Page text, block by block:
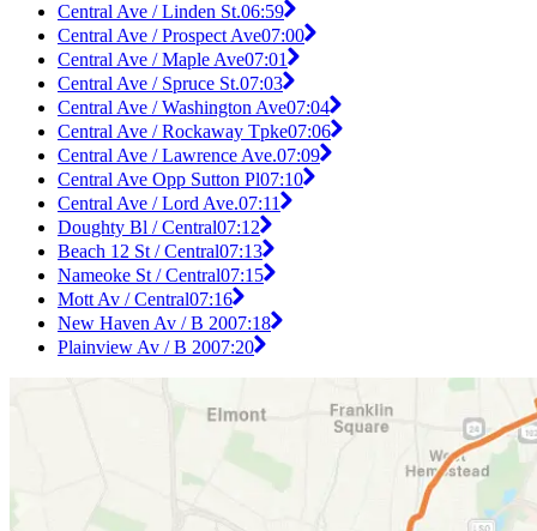
Central Ave / Linden St.06:59
Central Ave / Prospect Ave07:00
Central Ave / Maple Ave07:01
Central Ave / Spruce St.07:03
Central Ave / Washington Ave07:04
Central Ave / Rockaway Tpke07:06
Central Ave / Lawrence Ave.07:09
Central Ave Opp Sutton Pl07:10
Central Ave / Lord Ave.07:11
Doughty Bl / Central07:12
Beach 12 St / Central07:13
Nameoke St / Central07:15
Mott Av / Central07:16
New Haven Av / B 2007:18
Plainview Av / B 2007:20